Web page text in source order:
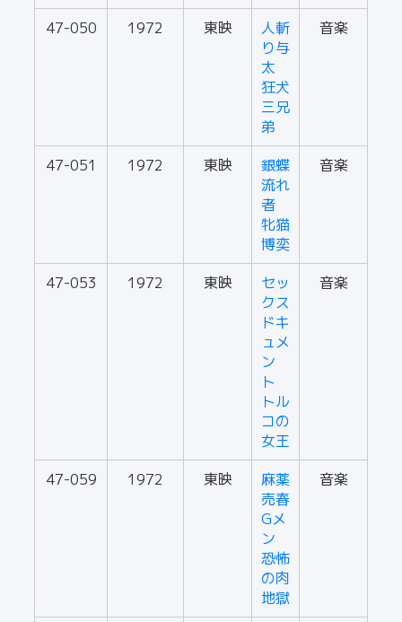
47-050 1972 東映
人斬
り与
太
狂犬
三兄
弟
音楽
47-051 1972 東映
銀蝶
流れ
者
牝猫
博奕
音楽
47-053 1972 東映
セッ
クス
ドキ
ュメ
ン
ト
トル
コの
女王
音楽
47-059 1972 東映
麻薬
売春
Gメ
ン
恐怖
の肉
地獄
音楽